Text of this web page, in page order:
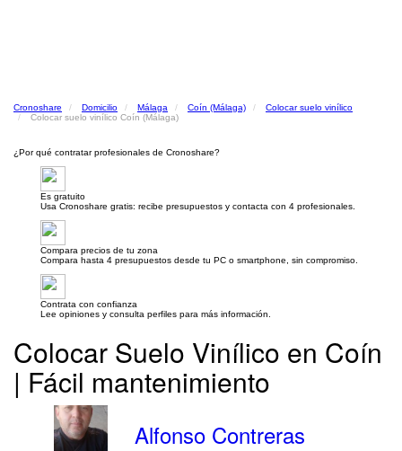
Cronoshare Domicilio Málaga Coín (Málaga)
Colocar suelo vinílico
Colocar suelo vinílico Coín (Málaga)
¿Por qué contratar profesionales de Cronoshare?
Es gratuito
Usa Cronoshare gratis: recibe presupuestos y contacta con 4 profesionales.
Compara precios de tu zona
Compara hasta 4 presupuestos desde tu PC o smartphone, sin compromiso.
Contrata con confianza
Lee opiniones y consulta perfiles para más información.
Colocar Suelo Vinílico en Coín
| Fácil mantenimiento
Alfonso Contreras